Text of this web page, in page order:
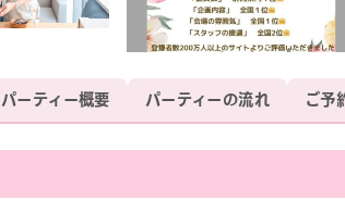
パーティー概要 パーティーの流れ ご予